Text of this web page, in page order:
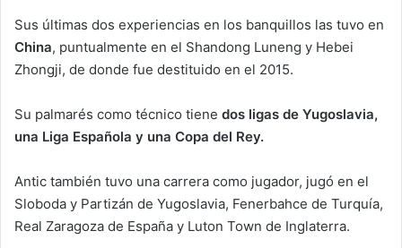
Sus últimas dos experiencias en los banquillos las tuvo en
China, puntualmente en el Shandong Luneng y Hebei
Zhongji, de donde fue destituido en el 2015.
Su palmarés como técnico tiene dos ligas de Yugoslavia,
una Liga Española y una Copa del Rey.
Antic también tuvo una carrera como jugador, jugó en el
Sloboda y Partizán de Yugoslavia, Fenerbahce de Turquía,
Real Zaragoza de España y Luton Town de Inglaterra.